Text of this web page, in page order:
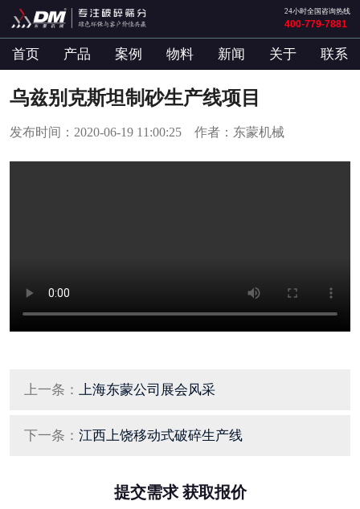
24小时全国咨询热线
400-779-7881
首页 产品 案例 物料 新闻 关于 联系
乌兹别克斯坦制砂生产线项目
发布时间：2020-06-19 11:00:25 作者：东蒙机械
上一条： 上海东蒙公司展会风采
下一条： 江西上饶移动式破碎生产线
提交需求 获取报价